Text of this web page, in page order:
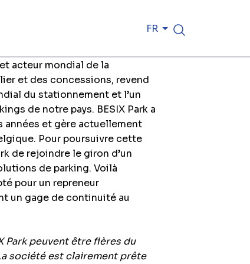
FR
acteur mondial de la
et des concessions, revend
du stationnement et l’un
de notre pays. BESIX Park a
années et gère actuellement
Pour poursuivre cette
de rejoindre le giron d’un
de parking. Voilà
pour un repreneur
un gage de continuité au
Park peuvent être fières du
société est clairement prête